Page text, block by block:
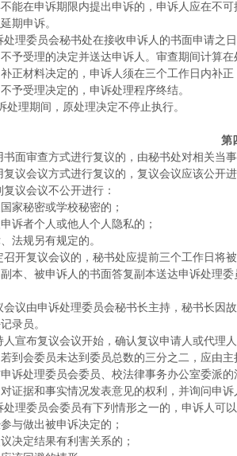
能在申诉期限内提出申诉的，申诉人应在不
期申诉。
处理委员会秘书处在接收申诉人的书面申请之
予受理的决定并送达申诉人。审查期间计算
正材料决定的，申诉人须在三个工作日内补
予受理决定的，申诉处理程序终结。
处理期间，原处理决定不停止执行。
第
书面审查方式进行复议的，由秘书处对相关当
复议会议方式进行复议的，复议会议应该公开
复议会议不公开进行：
家秘密或学校秘密的；
诉者个人或他人个人隐私的；
法规另有规定的。
召开复议会议的，秘书处应提前三个工作日将
本、被申诉人的书面答复副本送达申诉处理
会议由申诉处理委员会秘书长主持，秘书长因
录员。
人宣布复议会议开始，确认复议申请人或代理
到会委员未达到委员总数的三分之二，应由
诉处理委员会委员、校法律事务办公室委派
证据和事实情况发表意见的权利，并询问申
处理委员会委员有下列情形之一的，申诉人可
与做出被申诉决定的；
决定结果有利害关系的；